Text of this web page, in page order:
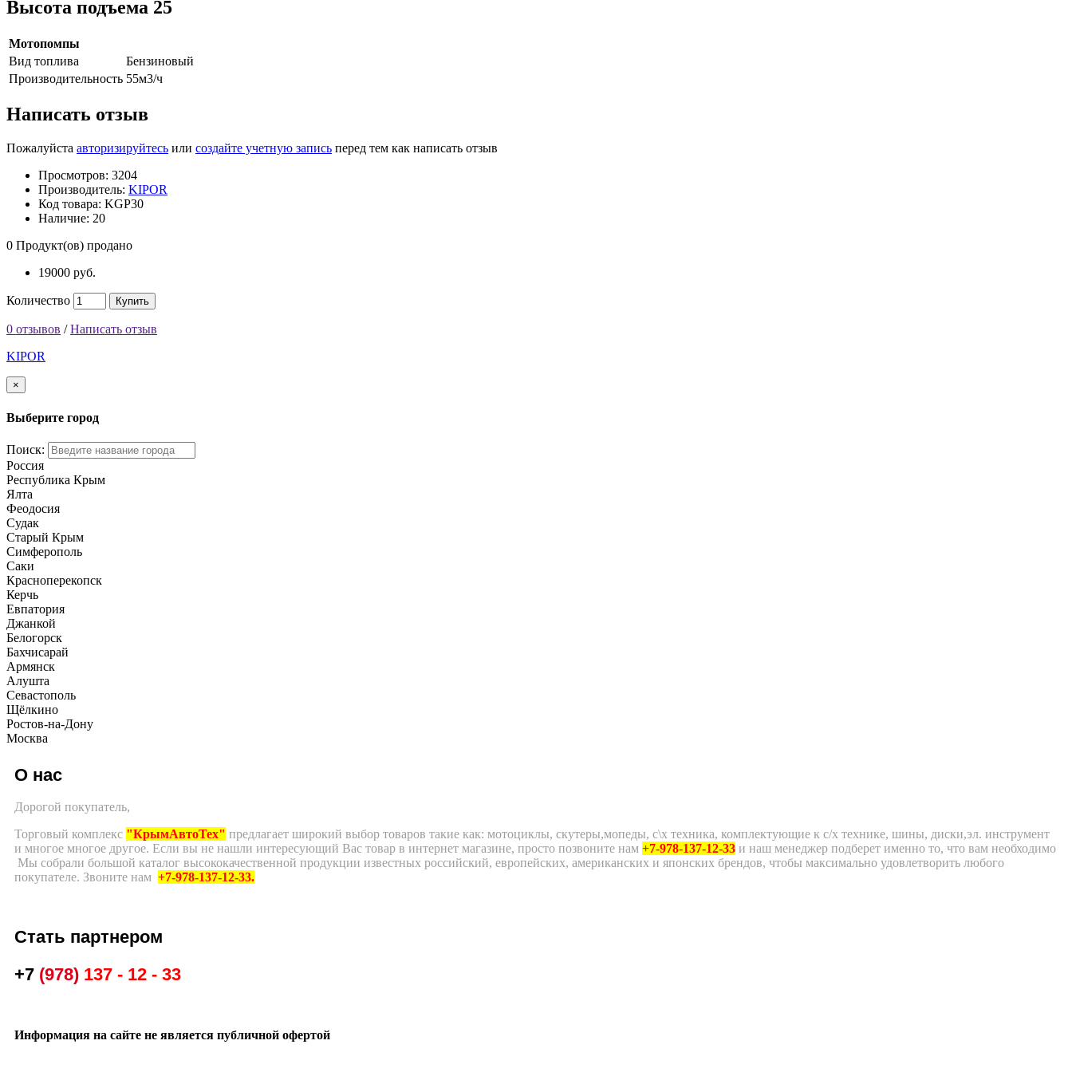
Высота подъема 25
Мотопомпы
Вид топлива
Бензиновый
Производительность 55м3/ч
Написать отзыв
Пожалуйста авторизируйтесь или создайте учетную запись перед тем как написать отзыв
Просмотров: 3204
Производитель: KIPOR
Код товара: KGP30
Наличие: 20
0 Продукт(ов) продано
19000 руб.
Количество Купить
0 отзывов /Написать отзыв
KIPOR
×
Выберите город
Поиск:
Россия
Республика Крым
Ялта
Феодосия
Судак
Старый Крым
Симферополь
Саки
Красноперекопск
Керчь
Евпатория
Джанкой
Белогорск
Бахчисарай
Армянск
Алушта
Севастополь
Щёлкино
Ростов-на-Дону
Москва
О нас
Дорогой покупатель,
Торговый комплекс "КрымАвтоТех" предлагает широкий выбор товаров такие как: мотоциклы, скутеры,мопеды, с\х техника, комплектующие к с/х технике, шины, диски,эл. инструмент
и многое многое другое. Если вы не нашли интересующий Вас товар в интернет магазине, просто позвоните нам +7-978-137-12-33 и наш менеджер подберет именно то, что вам необходимо
Мы собрали большой каталог высококачественной продукции известных российский, европейских, американских и японских брендов, чтобы максимально удовлетворить любого
покупателе. Звоните нам +7-978-137-12-33.
Стать партнером
+7 (978) 137 - 12 - 33
Информация на сайте не является публичной офертой